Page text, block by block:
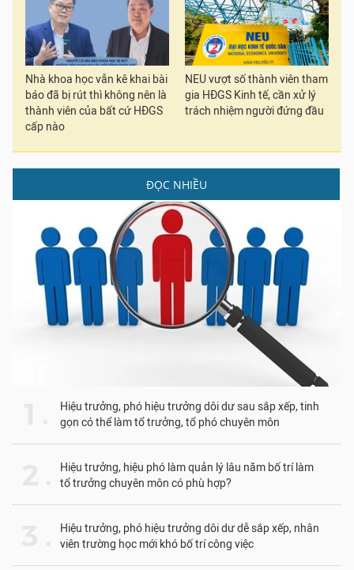
Nhà khoa học vẫn kê khai bài
báo đã bị rút thì không nên là
thành viên của bất cứ HĐGS
cấp nào
NEU vượt số thành viên tham
gia HĐGS Kinh tế, cần xử lý
trách nhiệm người đứng đầu
ĐỌC NHIỀU
Hiệu trưởng, phó hiệu trưởng dôi dư sau sắp xếp, tinh
gọn có thể làm tổ trưởng, tổ phó chuyên môn
Hiệu trưởng, hiệu phó làm quản lý lâu năm bố trí làm
tổ trưởng chuyên môn có phù hợp?
Hiệu trưởng, phó hiệu trưởng dôi dư dễ sắp xếp, nhân
viên trường học mới khó bố trí công việc